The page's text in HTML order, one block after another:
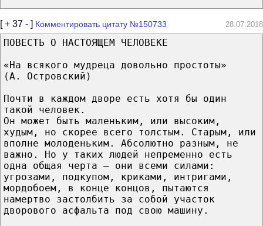
[+ 37 - ] Комментировать цитату №150733 28.07.2018
ПОВЕСТЬ О НАСТОЯЩЕМ ЧЕЛОВЕКЕ
«На всякого мудреца довольно простоты»
(А. Островский)
Почти в каждом дворе есть хотя бы один
такой человек.
Он может быть маленьким, или высоким,
худым, но скорее всего толстым. Старым, или
вполне молоденьким. Абсолютно разным, не
важно. Но у таких людей непременно есть
одна общая черта – они всеми силами:
угрозами, подкупом, криками, интригами,
мордобоем, в конце концов, пытаются
намертво застолбить за собой участок
дворового асфальта под свою машину.